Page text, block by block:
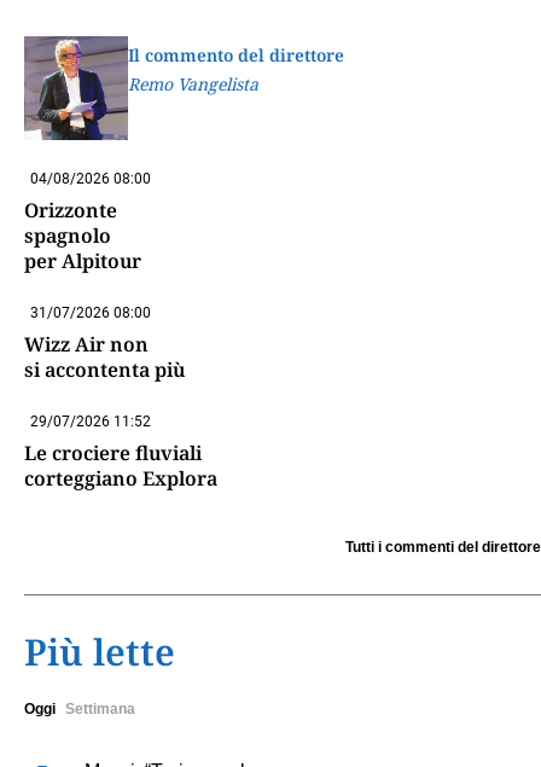
Il commento del direttore
Remo Vangelista
04/08/2026 08:00
Orizzonte
spagnolo
per Alpitour
31/07/2026 08:00
Wizz Air non
si accontenta più
29/07/2026 11:52
Le crociere fluviali
corteggiano Explora
Tutti i commenti del direttore
Più lette
Oggi Settimana